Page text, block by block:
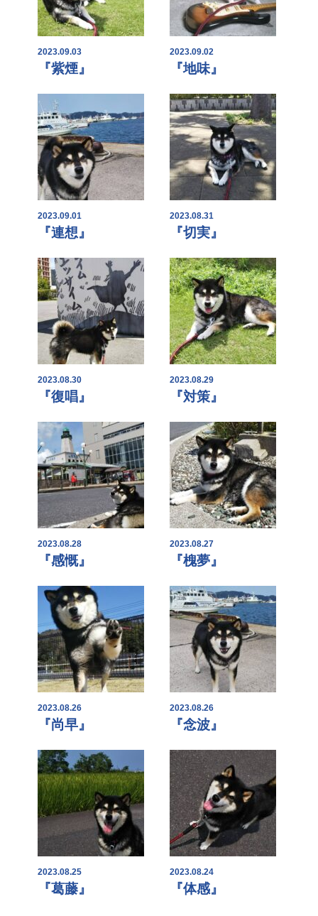
2023.09.03
『紫煙』
2023.09.02
『地味』
2023.09.01
『連想』
2023.08.31
『切実』
2023.08.30
『復唱』
2023.08.29
『対策』
2023.08.28
『感慨』
2023.08.27
『槐夢』
2023.08.26
『尚早』
2023.08.26
『念波』
2023.08.25
『葛藤』
2023.08.24
『体感』